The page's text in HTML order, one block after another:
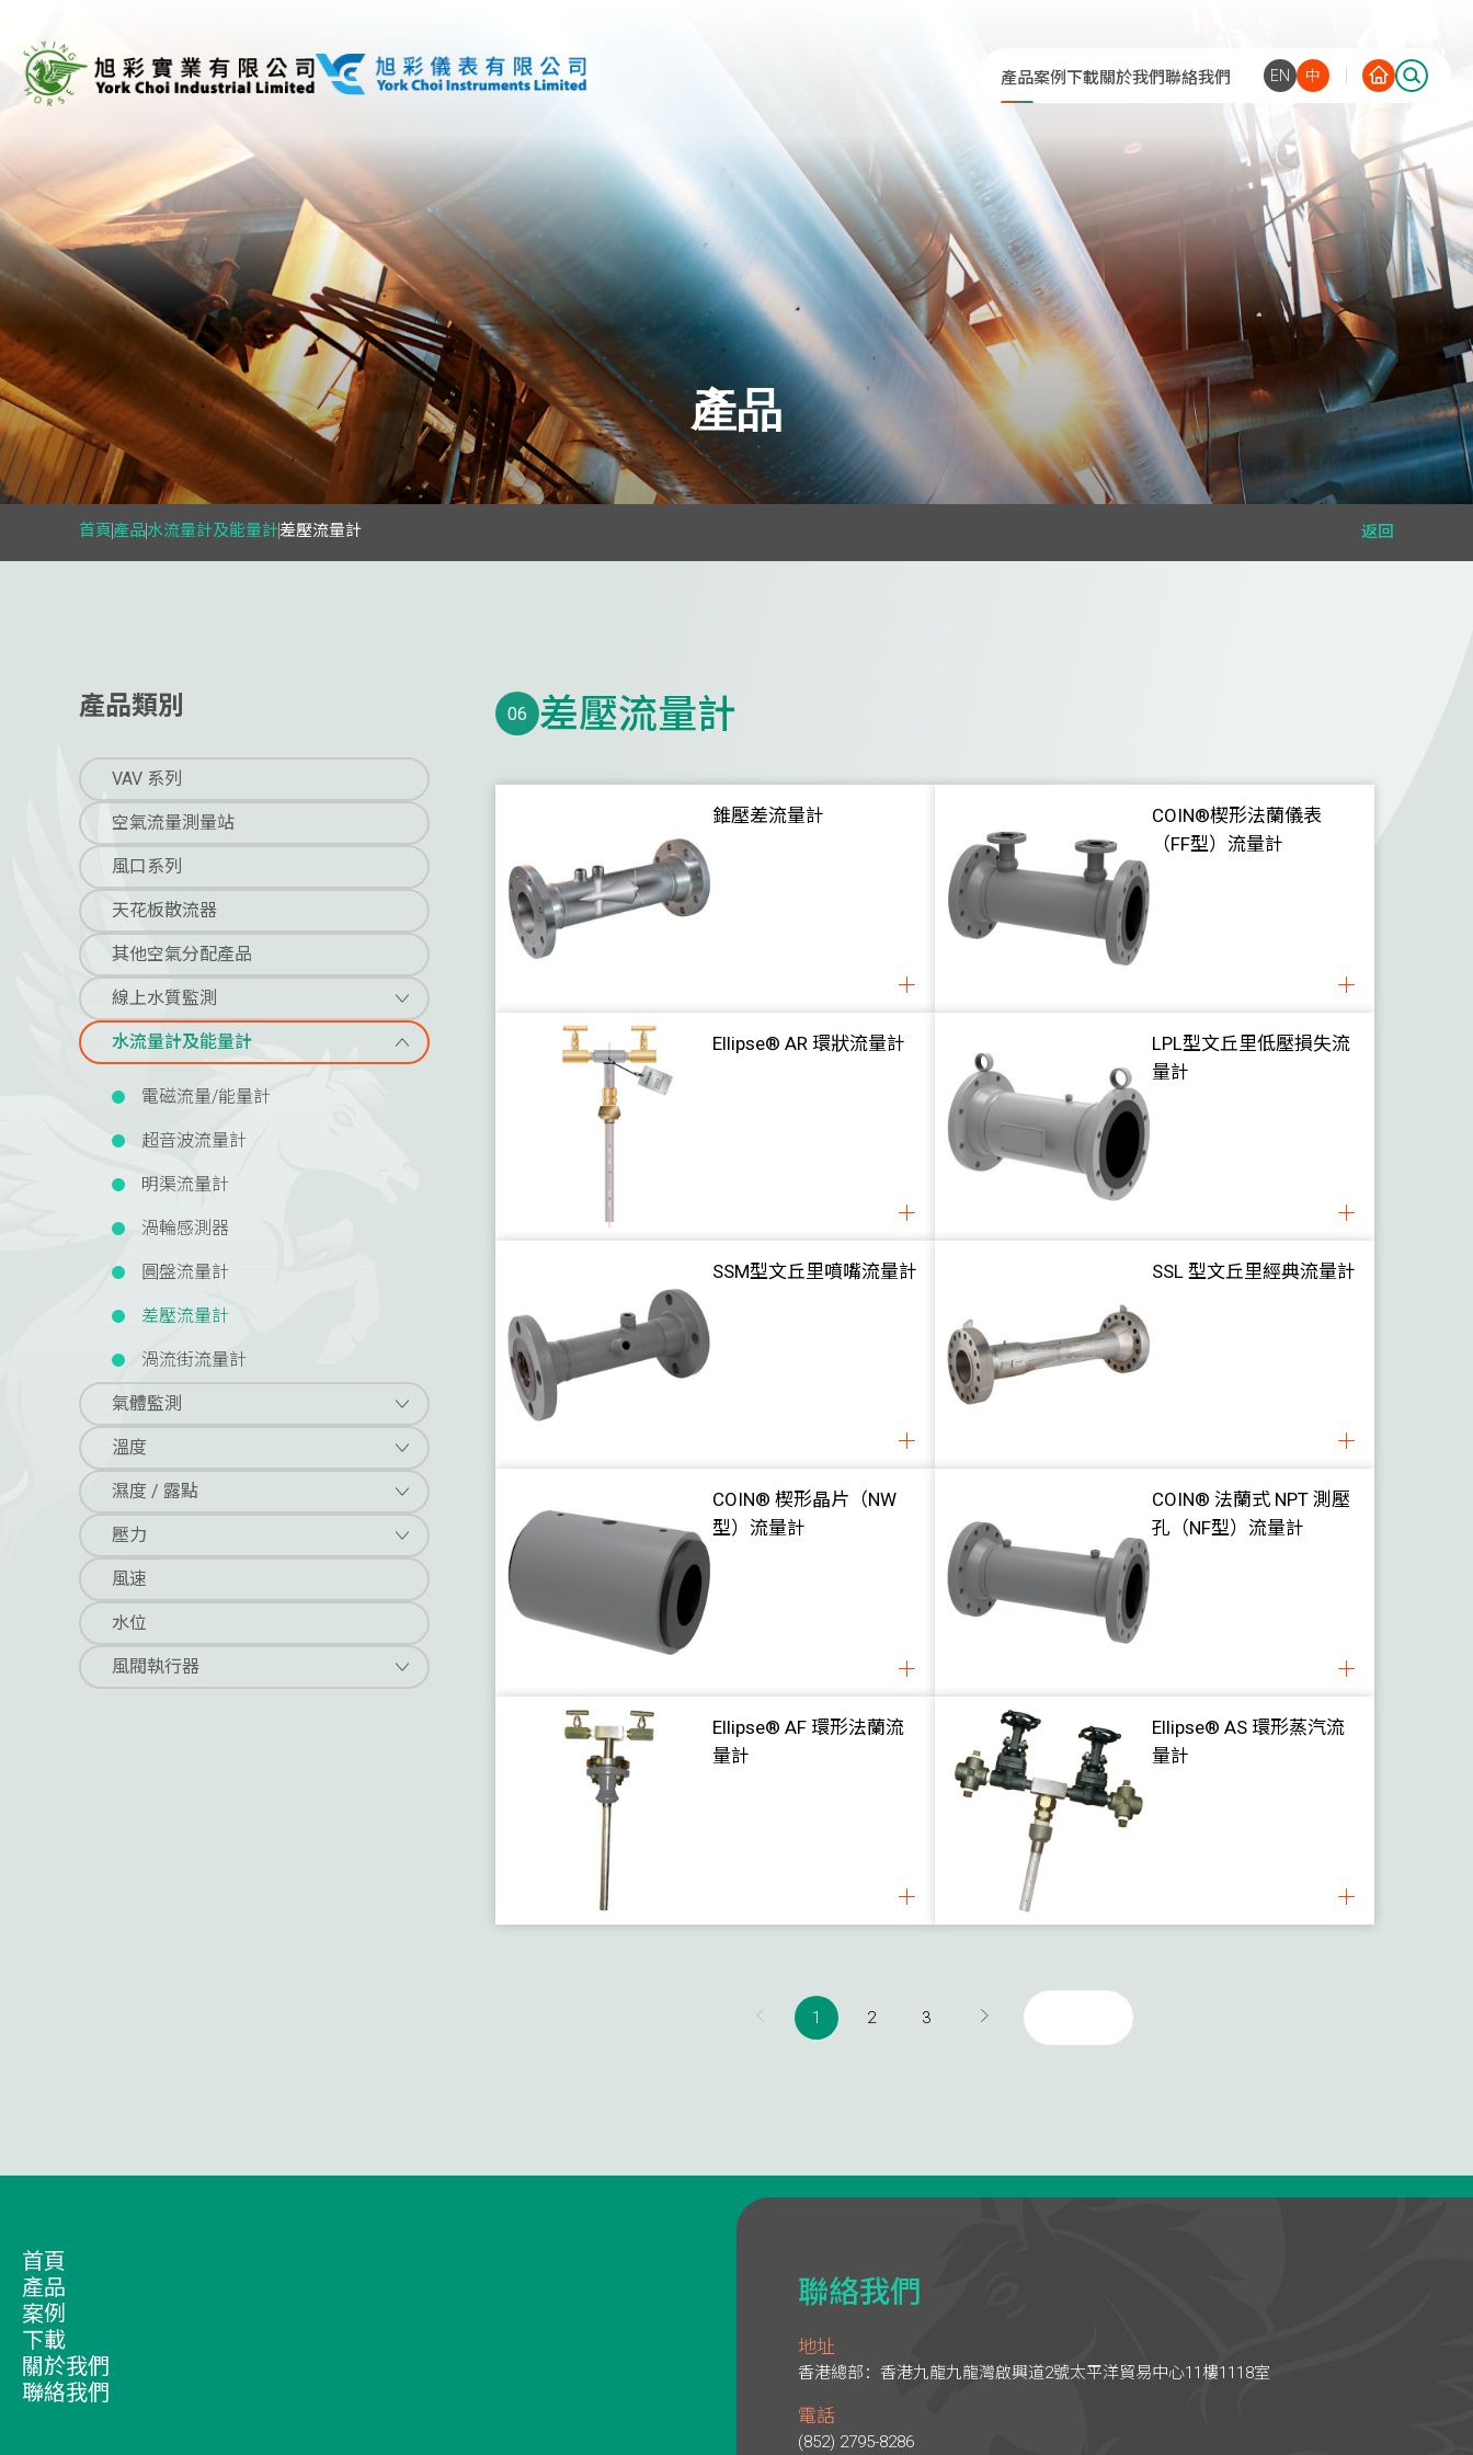
產品案例下載關於我們聯絡我們 EN 中
首頁
產品
空氣流量測量站
風口系列
天花板散流器
其他空氣分配產品
電磁流量/能量計
超音波流量計
渦輪感測器
圓盤流量計
差壓流量計
風閥執行器
關於我們
產品
首頁產品水流量計及能量計差壓流量計 返回
產品類別
VAV 系列
空氣流量測量站
風口系列
天花板散流器
其他空氣分配產品
線上水質監測
水流量計及能量計
電磁流量/能量計
超音波流量計
明渠流量計
渦輪感測器
圓盤流量計
差壓流量計
渦流街流量計
氣體監測
溫度
濕度 / 露點
壓力
風速
水位
風閥執行器
06 差壓流量計
錐壓差流量計
COIN®楔形法蘭儀表
（FF型）流量計
Ellipse® AR 環狀流量計
LPL型文丘里低壓損失流
量計
SSM型文丘里噴嘴流量計 SSL 型文丘里經典流量計
COIN® 楔形晶片（NW
型）流量計
COIN® 法蘭式 NPT 測壓
孔（NF型）流量計
Ellipse® AF 環形法蘭流
量計
Ellipse® AS 環形蒸汽流
量計
1 2 3
首頁
產品
案例
下載
關於我們
聯絡我們
聯絡我們
地址
香港總部：香港九龍九龍灣啟興道2號太平洋貿易中心11樓1118室
電話
(852) 2795-8286